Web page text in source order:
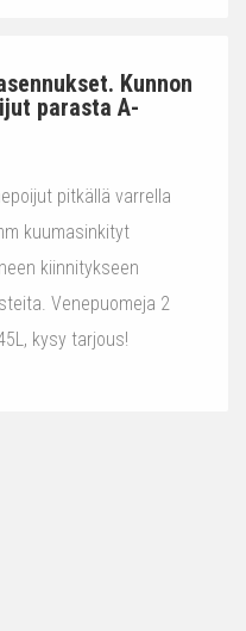
Kunnon
parasta A-
pitkällä varrella
kuumasinkityt
kiinnitykseen
Venepuomeja 2
kysy tarjous!